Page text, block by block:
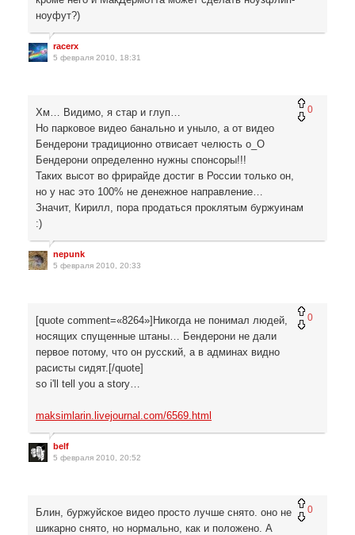
ноуфут?)
racerx
5 февраля 2010, 18:31
0
Хм… Видимо, я стар и глуп…
Но парковое видео банально и уныло, а от видео
Бендерони традиционно отвисает челюсть о_О
Бендерони определенно нужны спонсоры!!!
Таких высот во фрирайде достиг в России только он,
но у нас это 100% не денежное направление…
Значит, Кирилл, пора продаться проклятым буржуинам
:)
nepunk
5 февраля 2010, 20:33
0
[quote comment=«8264»]Никогда не понимал людей,
носящих спущенные штаны… Бендерони не дали
первое потому, что он русский, а в админах видно
расисты сидят.[/quote]
so i'll tell you a story…
maksimlarin.livejournal.com/6569.html
belf
5 февраля 2010, 20:52
0
Блин, буржуйское видео просто лучше снято. оно не
шикарно снято, но нормально, как и положено. А